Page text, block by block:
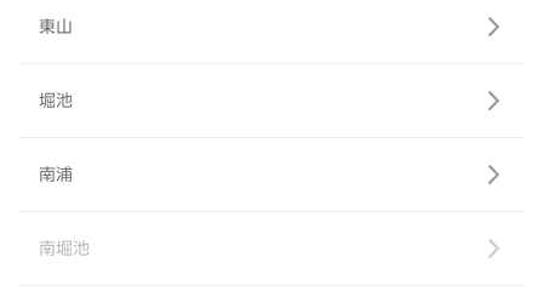
東山
堀池
南浦
南堀池